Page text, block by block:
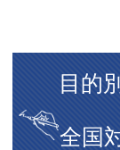
目的
全国